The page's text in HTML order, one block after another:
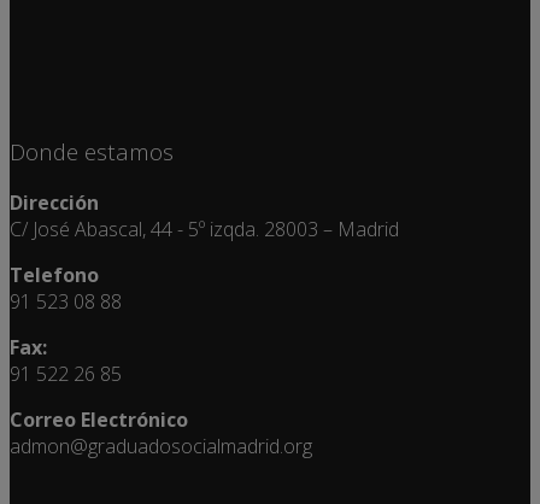
Donde estamos
Dirección
C/ José Abascal, 44 - 5º izqda. 28003 – Madrid
Telefono
91 523 08 88
Fax:
91 522 26 85
Correo Electrónico
admon@graduadosocialmadrid.org